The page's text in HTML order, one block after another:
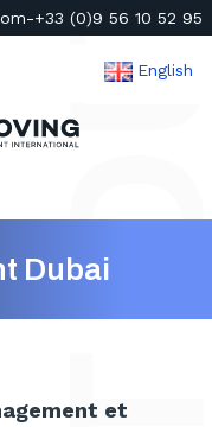
-+33 (0)9 56 10 52 95
English
Dubai
et